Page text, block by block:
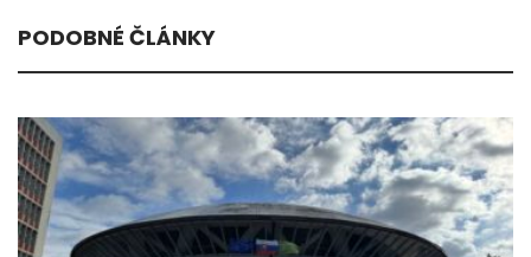
PODOBNÉ ČLÁNKY